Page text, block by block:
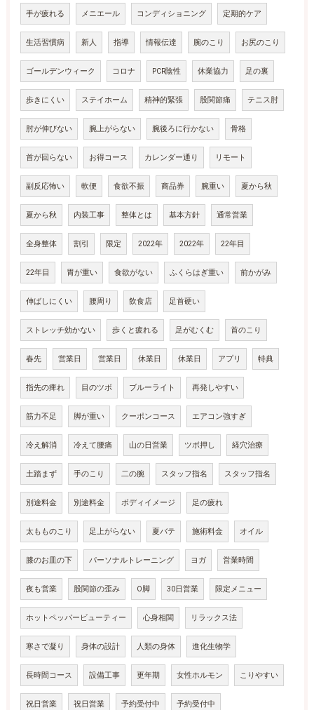
手が疲れる メニエール コンディショニング 定期的ケア
生活習慣病 新人 指導 情報伝達 腕のこり お尻のこり
ゴールデンウィーク コロナ PCR陰性 休業協力 足の裏
歩きにくい ステイホーム 精神的緊張 股関節痛 テニス肘
肘が伸びない 腕上がらない 腕後ろに行かない 骨格
首が回らない お得コース カレンダー通り リモート
副反応怖い 軟便 食欲不振 商品券 腕重い 夏から秋
夏から秋 内装工事 整体とは 基本方針 通常営業
全身整体 割引 限定 2022年 2022年 22年目
22年目 胃が重い 食欲がない ふくらはぎ重い 前かがみ
伸ばしにくい 腰周り 飲食店 足首硬い
ストレッチ効かない 歩くと疲れる 足がむくむ 首のこり
春先 営業日 営業日 休業日 休業日 アプリ 特典
指先の痺れ 目のツボ ブルーライト 再発しやすい
筋力不足 脚が重い クーポンコース エアコン強すぎ
冷え解消 冷えて腰痛 山の日営業 ツボ押し 経穴治療
土踏まず 手のこり 二の腕 スタッフ指名 スタッフ指名
別途料金 別途料金 ボディイメージ 足の疲れ
太もものこり 足上がらない 夏バテ 施術料金 オイル
膝のお皿の下 パーソナルトレーニング ヨガ 営業時間
夜も営業 股関節の歪み O脚 30日営業 限定メニュー
ホットペッパービューティー 心身相関 リラックス法
寒さで凝り 身体の設計 人類の身体 進化生物学
長時間コース 設備工事 更年期 女性ホルモン こりやすい
祝日営業 祝日営業 予約受付中 予約受付中